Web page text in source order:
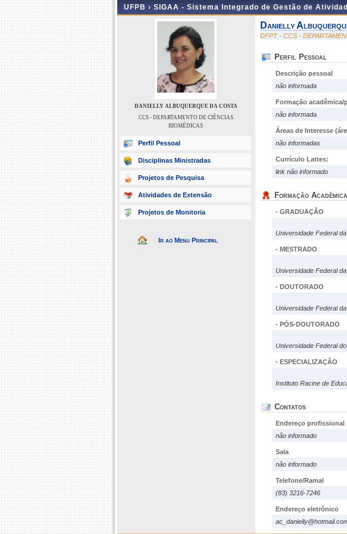
UFPB › SIGAA - Sistema Integrado de Gestão de
DANIELLY ALBUQUERQUE DA COSTA
CCS - DEPARTAMENTO DE CIÊNCIAS
BIOMÉDICAS
Perfil Pessoal
Disciplinas Ministradas
Projetos de Pesquisa
Atividades de Extensão
Projetos de Monitoria
Ir ao Menu Principal
Danielly
DFPT - CCS -
Perfil Pessoal
Descrição pessoal
não informada
Formação
não informada
Áreas de Interesse
não informadas
Currículo Lattes:
link não informado
Formação Acadêmica
- GRADUAÇÃO
Universidade Federal
- MESTRADO
Universidade Federal
- DOUTORADO
Universidade Federal
- PÓS-DOUTORADO
Universidade Federal
- ESPECIALIZAÇÃO
Instituto Racine de
Contatos
Endereço profissional
não informado
Sala
não informado
Telefone/Ramal
(83) 3216-7246
Endereço eletrônico